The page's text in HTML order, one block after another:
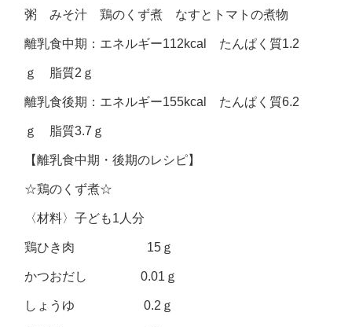
粥 みそ汁 鶏のくず煮 なすとトマトの煮物
離乳食中期：エネルギー112kcal たんぱく質1.2
ｇ 脂質2ｇ
離乳食後期：エネルギー155kcal たんぱく質6.2
ｇ 脂質3.7ｇ
【離乳食中期・後期のレシピ】
☆鶏のくず煮☆
〈材料〉子ども1人分
鶏ひき肉 15ｇ
かつおだし 0.01ｇ
しょうゆ 0.2ｇ